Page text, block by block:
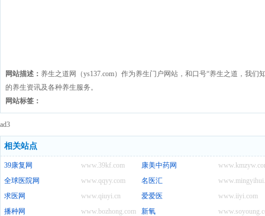
网站描述： 养生之道网（ys137.com）作为养生门户网站，和口号“养生之道，我
的养生资讯及各种养生服务。
网站标签：
ad3
相关站点
www.39kf.com
39康复网
康美中药网
www.qqyy.com
全球医院网
名医汇
www.qiuyi.cn
求医网 www.iiyi.com
爱爱医
www.bozhong.com
播种网
新氧